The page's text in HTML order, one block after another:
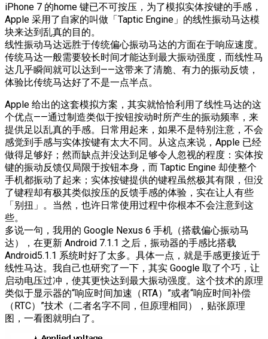
iPhone 7 的home 键已不可按压，为了模拟实体按键的手感，
Apple 采用了自家的叫做「Taptic Engine」的线性振动马达模
块来达到乱真的目的。
线性振动马达远胜于传统偏心振动马达的方面在于响应速度。
传统马达一般需要较长时间才能达到最大振动强度，而线性马
达几乎瞬间就可以达到——这带来了清脆、有力的振动反馈，
体验比传统马达好了不是一点半点。
Apple 给出的这套模拟方案，其实就恰恰利用了线性马达的这
个优点——通过制造类似于按钮按动时所产生的振动频率，来
提供足以乱真的手感。日常用起来，如果不是特别注意，不会
感觉到手感与实体按键有太大不同。从这点来说，Apple 已经
做得足够好；然而缺点并没达到足够令人忽视的程度：实体按
键的振动反馈仅局限于按钮本身，而 Taptic Engine 却使整个
手机都振动了起来；实体按键提供的键程虽然极其有限，但没
了键程却有极其类似按压的反馈手感的体验，实在让人有些
「别扭」。当然，也许日常使用过程中你根本不会注意到这
些。
多说一句，我用的 Google Nexus 6 手机（搭载偏心振动马
达），在更新 Android 7.1.1 之后，振动器的手感比搭载
Android5.1.1 系统时好了太多。具体一点，就是手感更接近于
线性马达。我自己也研究了一下，其实 Google 取了个巧，让
启动电压过冲，使其更快达到最大振动强度。这个技术的原理
类似于显示器的“响应时间加速（RTA）”或者“响应时间补偿
（RTC）”技术（二者名字不同，但原理相同），贴张原理
图，一看图就明白了。